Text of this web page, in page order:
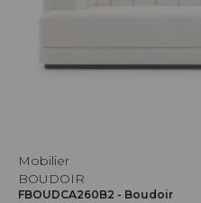
Mobilier
BOUDOIR
FBOUDCA260B2 - Boudoir